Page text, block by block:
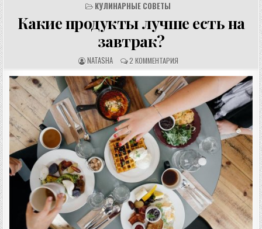
КУЛИНАРНЫЕ СОВЕТЫ
Какие продукты лучше есть на
завтрак?
А
В
Т
О
Р
Р
Е
Ц
Е
П
Т
А
:
NATASHA О
Т
З
Ы
В
Ы
:
2 КОММЕНТАРИЯ